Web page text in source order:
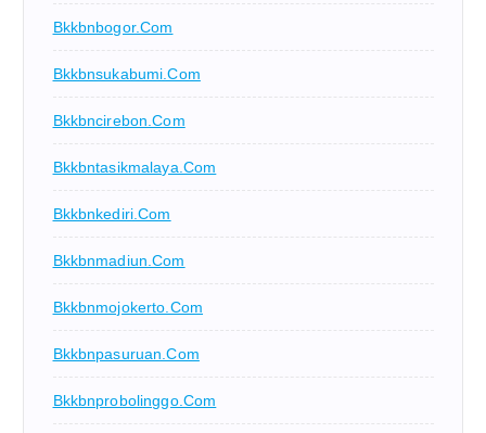
Bkkbnbogor.com
Bkkbnsukabumi.com
Bkkbncirebon.com
Bkkbntasikmalaya.com
Bkkbnkediri.com
Bkkbnmadiun.com
Bkkbnmojokerto.com
Bkkbnpasuruan.com
Bkkbnprobolinggo.com